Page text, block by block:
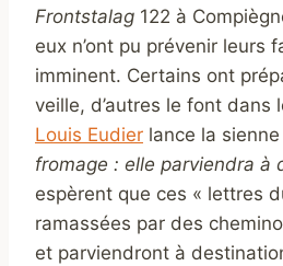
Frontstalag 122 à
eux n’ont pu prévenir leurs
imminent. Certains ont
veille, d’autres le font dans
Louis Eudier lance la
fromage : elle parviendra à
espèrent que ces « lettres
ramassées par des
et parviendront à